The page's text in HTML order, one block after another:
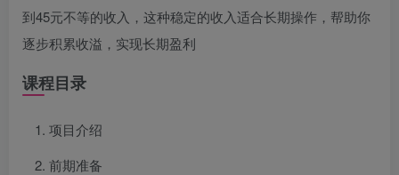
到45元不等的收入，这种稳定的收入适合长期操作，帮助你
逐步积累收溢，实现长期盈利
课程目录
项目介绍
前期准备